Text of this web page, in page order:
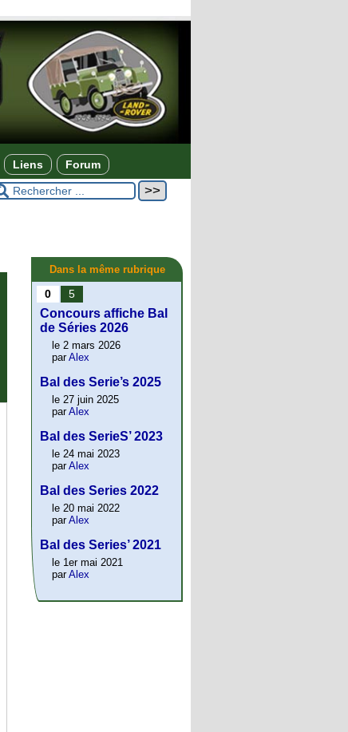
Liens Forum
Dans la même rubrique
0 5
Concours affiche Bal
de Séries 2026
le 2 mars 2026
parAlex
Bal des Serie’s 2025
le 27 juin 2025
parAlex
Bal des SerieS’ 2023
le 24 mai 2023
parAlex
Bal des Series 2022
le 20 mai 2022
parAlex
Bal des Series’ 2021
le 1er mai 2021
parAlex